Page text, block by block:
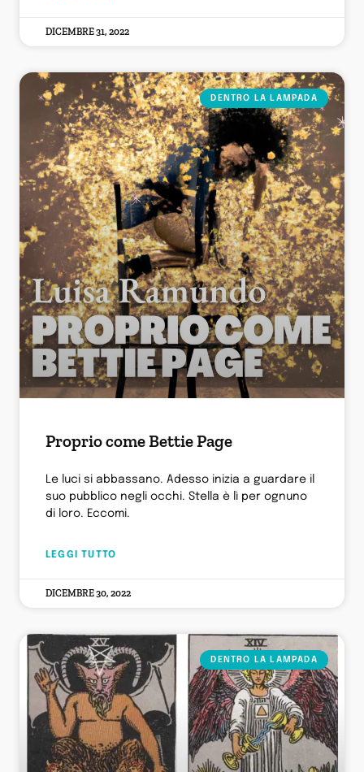
DICEMBRE 31, 2022
DENTRO LA LAMPADA
Proprio come Bettie Page
Le luci si abbassano. Adesso inizia a guardare il
suo pubblico negli occhi. Stella è lì per ognuno
di loro. Eccomi.
LEGGI TUTTO
DICEMBRE 30, 2022
DENTRO LA LAMPADA